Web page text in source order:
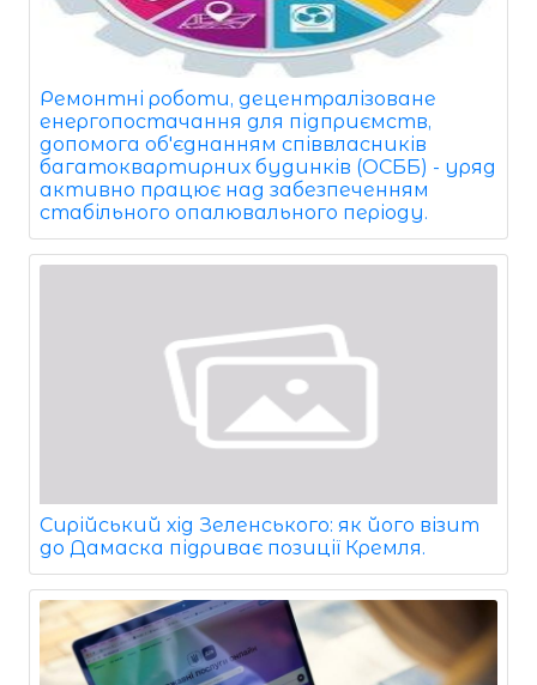
Ремонтні роботи, децентралізоване
енергопостачання для підприємств,
допомога об'єднанням співвласників
багатоквартирних будинків (ОСББ) - уряд
активно працює над забезпеченням
стабільного опалювального періоду.
Сирійський хід Зеленського: як його візит
до Дамаска підриває позиції Кремля.